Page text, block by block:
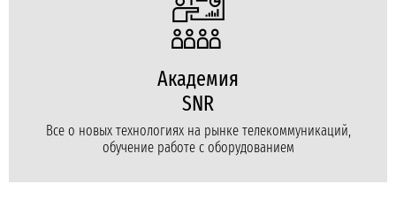
Академия
SNR
Все о новых технологиях на рынке телекоммуникаций,
обучение работе с оборудованием